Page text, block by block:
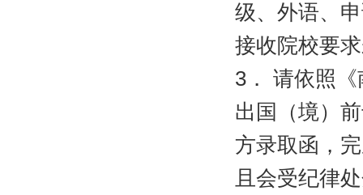
级、外语、
接收院校要
3 ．
请依照
出国（境）
方录取函，
且会受纪律